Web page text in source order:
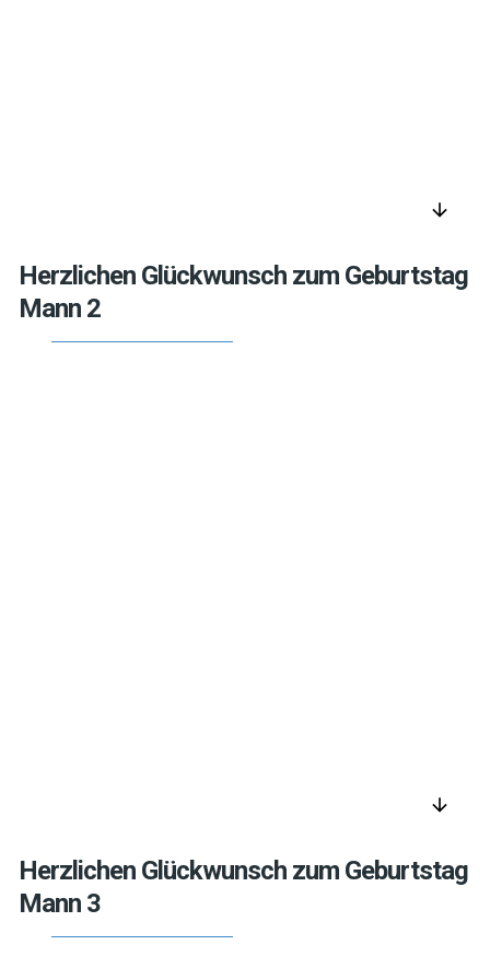
arrow_downward
Herzlichen Glückwunsch zum Geburtstag
Mann 2
arrow_downward
Herzlichen Glückwunsch zum Geburtstag
Mann 3